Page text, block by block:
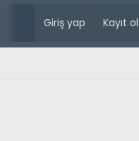
Yaklaşan sunucular
Giriş yap Kayıt ol